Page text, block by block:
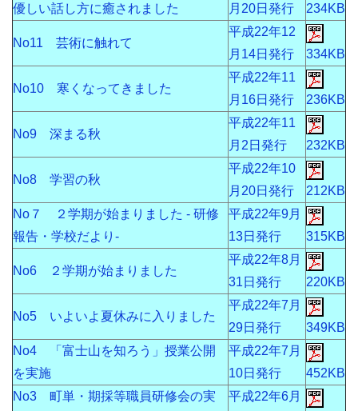
優しい話し方に癒されました
月20日発行
234KB
No11 芸術に触れて
平成22年12
月14日発行
334KB
No10 寒くなってきました
平成22年11
月16日発行
236KB
No9 深まる秋
平成22年11
月2日発行
232KB
No8 学習の秋
平成22年10
月20日発行
212KB
No７ ２学期が始まりました - 研修
報告・学校だより-
平成22年9月
13日発行
315KB
No6 ２学期が始まりました
平成22年8月
31日発行
220KB
No5 いよいよ夏休みに入りました
平成22年7月
29日発行
349KB
No4 「富士山を知ろう」授業公開
を実施
平成22年7月
10日発行
452KB
No3 町単・期採等職員研修会の実
平成22年6月